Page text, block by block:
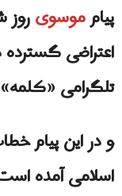
پیامموسوی
اعتراضی گسترده
تلگرامی
و در این پیام
اسلامی آمده